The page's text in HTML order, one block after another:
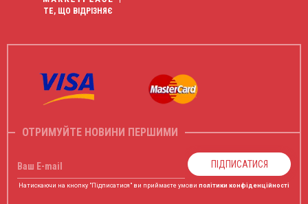
ТЕ, ЩО ВІДРІЗНЯЄ
ОТРИМУЙТЕ НОВИНИ ПЕРШИМИ
Ваш E-mail ПІДПИСАТИСЯ
Натискаючи на кнопку "Підписатися" ви приймаєте умови політики конфіденційності